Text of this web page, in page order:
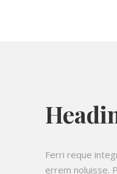
Ferri reque
errem noluisse.